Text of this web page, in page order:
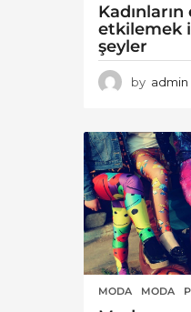
etkilemek
şeyler
by admin
MODA MODA ,